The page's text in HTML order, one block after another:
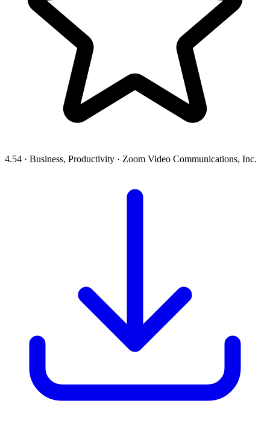
4.54 · Business, Productivity · Zoom Video Communications, Inc.